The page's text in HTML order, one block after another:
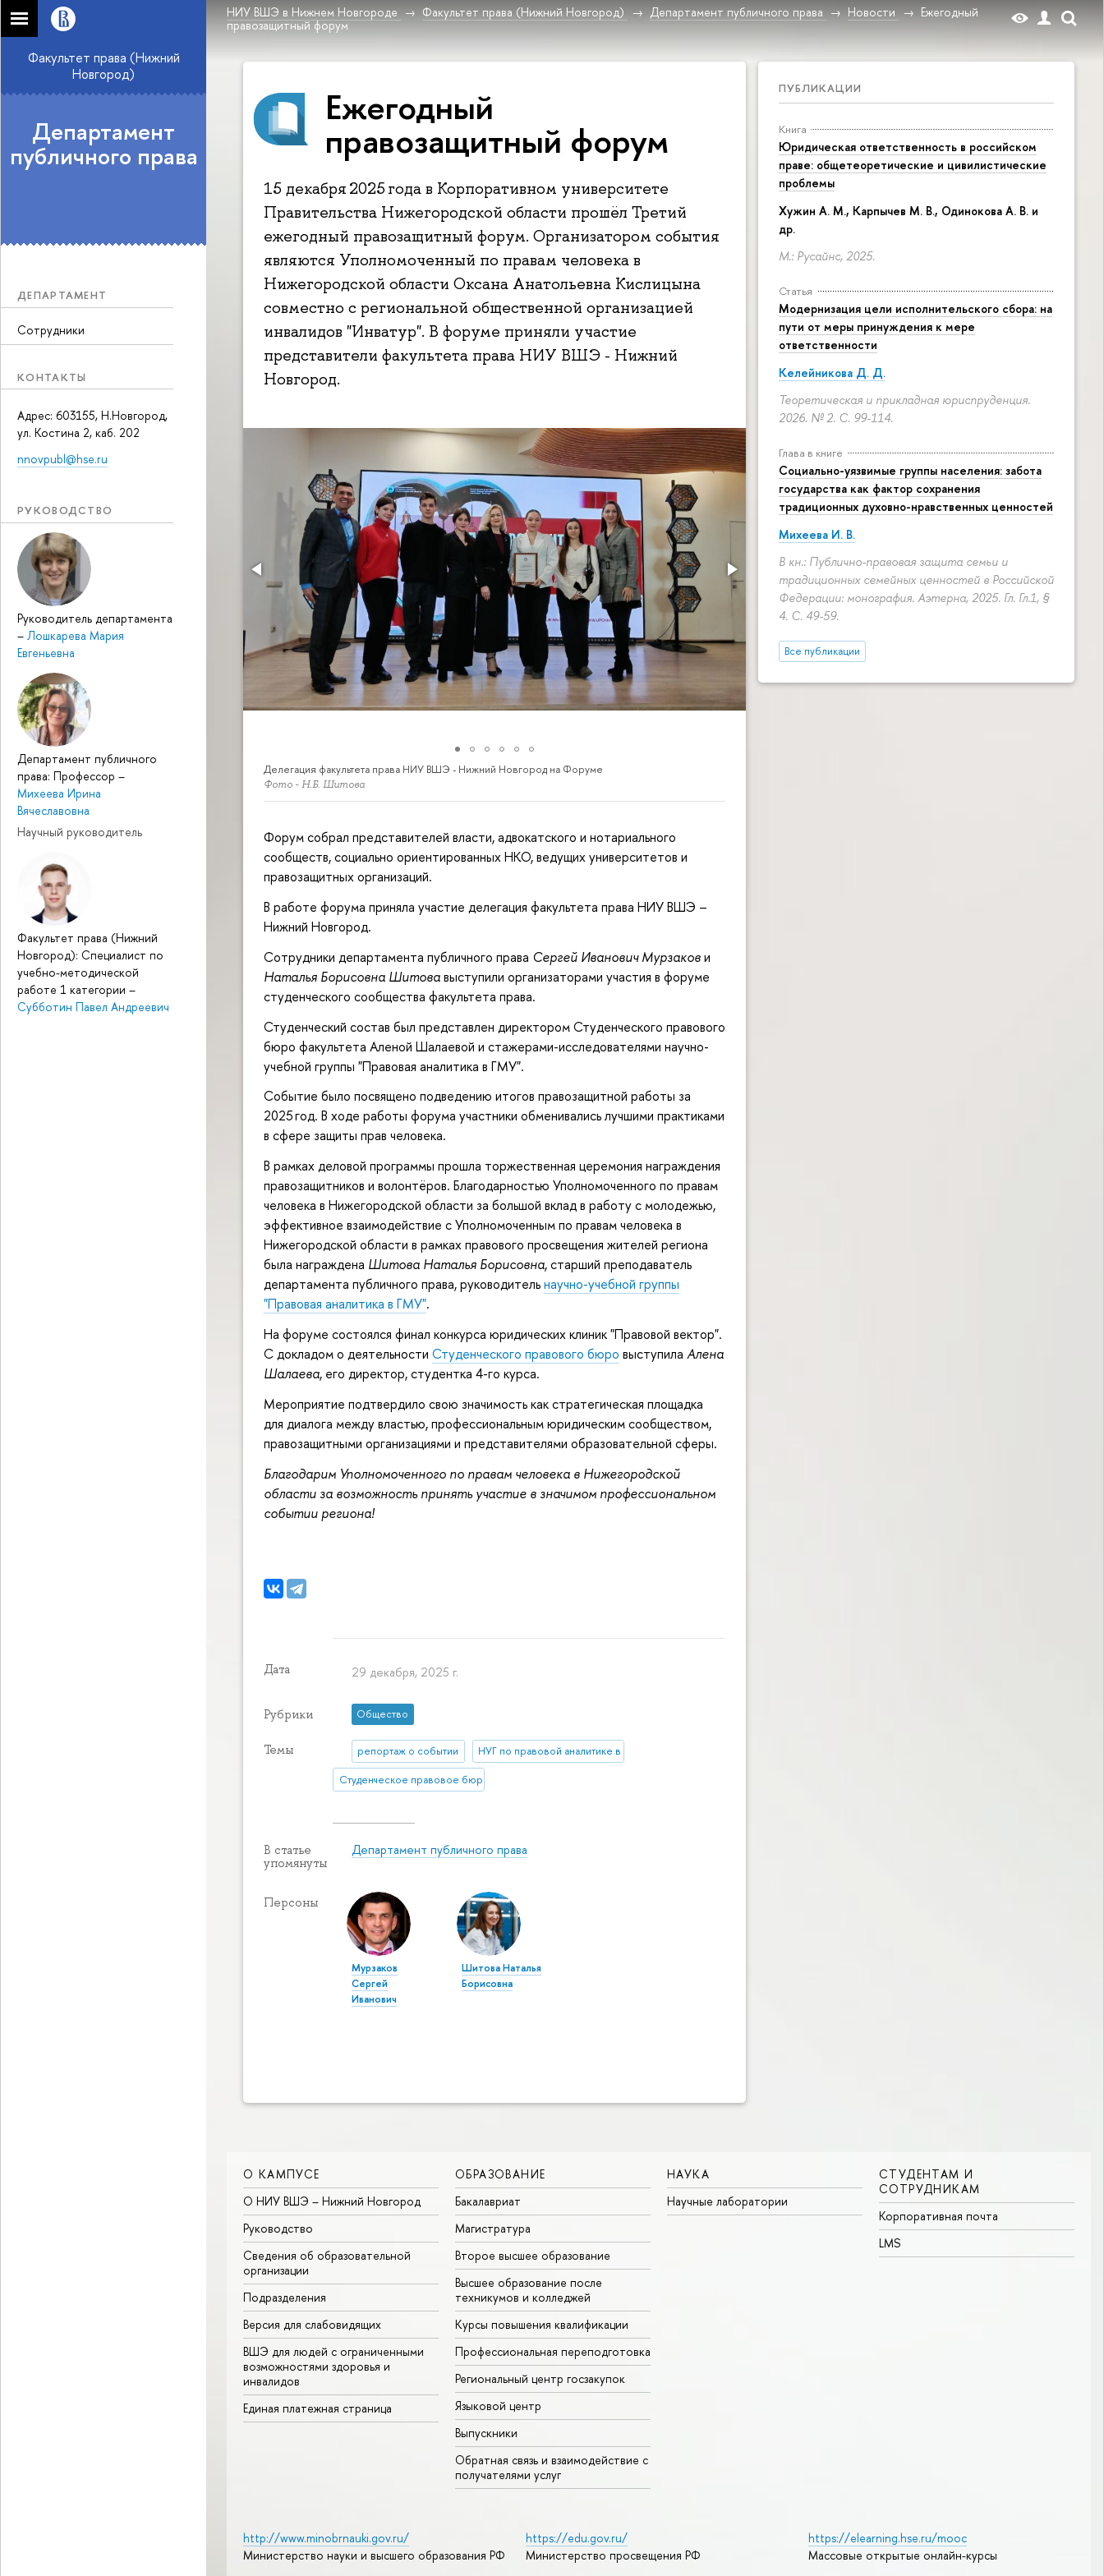
НИУ ВШЭ в Нижнем Новгороде Факультет права (Нижний Новгород) Департамент публичного права Новости
Ежегодный
правозащитный форум
Факультет права (Нижний
Новгород)
Департамент
публичного права
ДЕПАРТАМЕНТ
Сотрудники
КОНТАКТЫ
Адрес: 603155, Н.Новгород,
ул. Костина 2, каб. 202
nnovpubl@hse.ru
РУКОВОДСТВО
Руководитель департамента
– Лошкарева Мария
Евгеньевна
Департамент публичного
права: Профессор –
Михеева Ирина
Вячеславовна
Научный руководитель
Факультет права (Нижний
Новгород): Специалист по
учебно-методической
работе 1 категории –
Субботин Павел Андреевич
ПУБЛИКАЦИИ
Книга
Юридическая ответственность в российском
праве: общетеоретические и цивилистические
проблемы
Хужин А. М., Карпычев М. В., Одинокова А. В. и
др.
М.: Русайнс, 2025.
Статья
Модернизация цели исполнительского сбора: на
пути от меры принуждения к мере
ответственности
Келейникова Д. Д.
Теоретическая и прикладная юриспруденция.
2026. № 2. С. 99-114.
Глава в книге
Социально-уязвимые группы населения: забота
государства как фактор сохранения
традиционных духовно-нравственных ценностей
Михеева И. В.
В кн.: Публично-правовая защита семьи и
традиционных семейных ценностей в Российской
Федерации: монография. Аэтерна, 2025. Гл. Гл.1, §
4. С. 49-59.
Все публикации
Ежегодный
правозащитный форум
15 декабря 2025 года в Корпоративном университете
Правительства Нижегородской области прошёл Третий
ежегодный правозащитный форум. Организатором события
являются Уполномоченный по правам человека в
Нижегородской области Оксана Анатольевна Кислицына
совместно с региональной общественной организацией
инвалидов "Инватур". В форуме приняли участие
представители факультета права НИУ ВШЭ - Нижний
Новгород.
Делегация факультета права НИУ ВШЭ - Нижний Новгород на Форуме
Фото - Н.Б. Шитова
Форум собрал представителей власти, адвокатского и нотариального
сообществ, социально ориентированных НКО, ведущих университетов и
правозащитных организаций.
В работе форума приняла участие делегация факультета права НИУ ВШЭ –
Нижний Новгород.
Сотрудники департамента публичного права Сергей Иванович Мурзакови
Наталья Борисовна Шитовавыступили организаторами участия в форуме
студенческого сообщества факультета права.
Студенческий состав был представлен директором Студенческого правового
бюро факультета Аленой Шалаевой и стажерами-исследователями научно-
учебной группы "Правовая аналитика в ГМУ".
Событие было посвящено подведению итогов правозащитной работы за
2025 год. В ходе работы форума участники обменивались лучшими практиками
в сфере защиты прав человека.
В рамках деловой программы прошла торжественная церемония награждения
правозащитников и волонтёров. Благодарностью Уполномоченного по правам
человека в Нижегородской области за большой вклад в работу с молодежью,
эффективное взаимодействие с Уполномоченным по правам человека в
Нижегородской области в рамках правового просвещения жителей региона
была награждена Шитова Наталья Борисовна, старший преподаватель
департамента публичного права, руководительнаучно-учебной группы
"Правовая аналитика в ГМУ".
На форуме состоялся финал конкурса юридических клиник "Правовой вектор".
С докладом о деятельности Студенческого правового бюро выступила Алена
Шалаева, его директор, студентка 4-го курса.
Мероприятие подтвердило свою значимость как стратегическая площадка
для диалога между властью, профессиональным юридическим сообществом,
правозащитными организациями и представителями образовательной сферы.
Благодарим Уполномоченного по правам человека в Нижегородской
области за возможность принять участие в значимом профессиональном
событии региона!
Дата 29 декабря, 2025 г.
Рубрики Общество
Темы репортаж о событии НУГ по правовой аналитике в ГМУ
Студенческое правовое бюро
В статье
упомянуты
Департамент публичного права
Персоны
Мурзаков
Сергей
Иванович
Шитова Наталья
Борисовна
О КАМПУСЕ
О НИУ ВШЭ – Нижний Новгород
Руководство
Сведения об образовательной
организации
Подразделения
Версия для слабовидящих
ВШЭ для людей с ограниченными
возможностями здоровья и
инвалидов
Единая платежная страница
ОБРАЗОВАНИЕ
Бакалавриат
Магистратура
Второе высшее образование
Высшее образование после
техникумов и колледжей
Курсы повышения квалификации
Профессиональная переподготовка
Региональный центр госзакупок
Языковой центр
Выпускники
Обратная связь и взаимодействие с
получателями услуг
НАУКА
Научные лаборатории
СТУДЕНТАМ И
СОТРУДНИКАМ
Корпоративная почта
LMS
http://www.minobrnauki.gov.ru/
Министерство науки и высшего образования РФ
https://edu.gov.ru/
Министерство просвещения РФ
https://elearning.hse.ru/mooc
Массовые открытые онлайн-курсы